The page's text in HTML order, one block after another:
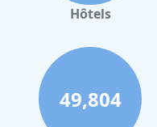
Hôtels à Gerardmer
Hôtels à Dole
Hôtels à Les Gets
Hôtels à Port Leucate
Hôtels
49,804